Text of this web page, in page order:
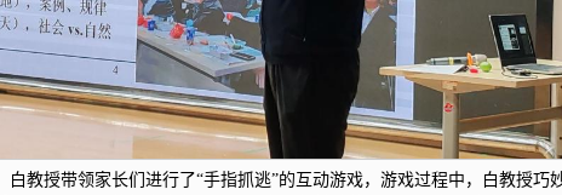
白教授带领家长们进行了“手指抓逃”的互动游戏，游戏过程中，白教授巧